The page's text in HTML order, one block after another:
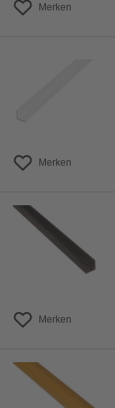
Merken
Merken
Merken